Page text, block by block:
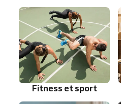
Fitness et sport